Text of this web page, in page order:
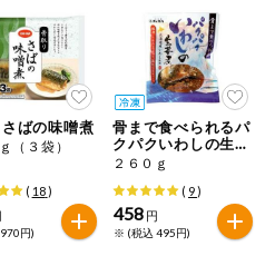
卵
かに くるみ
び いか
カシューナッツ
ばの味噌煮
（３袋）
( 18)
円)
骨まで食べられるパ
クパクいわしの生姜
煮
２６０ｇ
( 9)
458 円
※ (税込 495円)